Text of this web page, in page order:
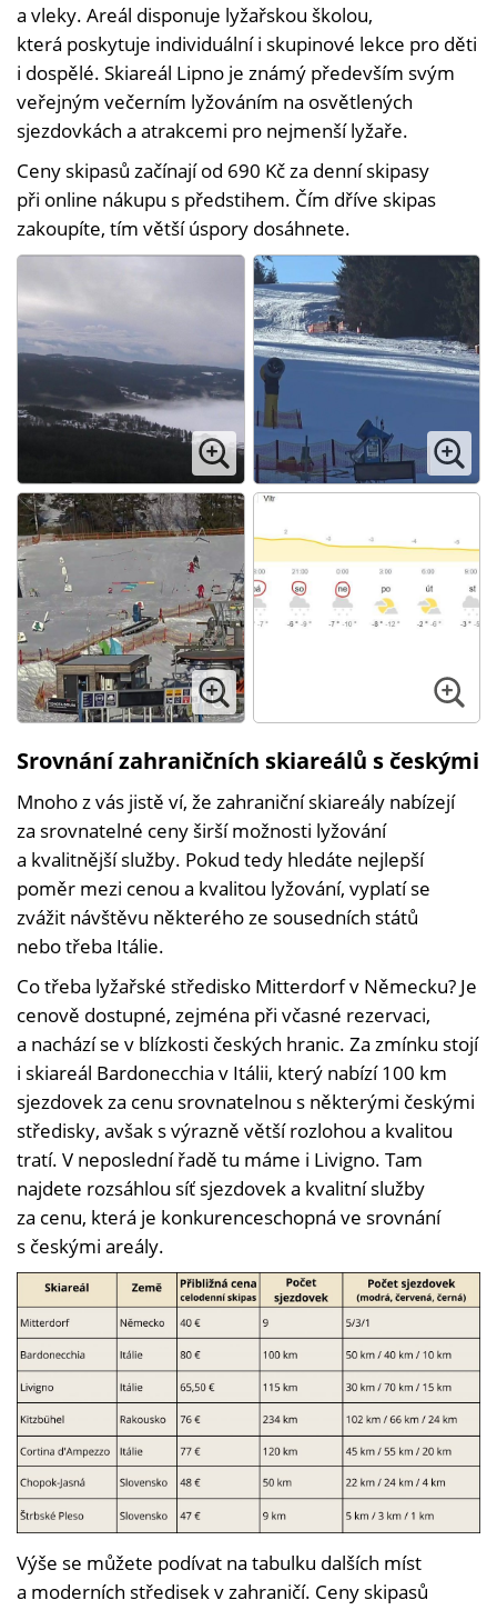
a vleky. Areál disponuje lyžařskou školou,
která poskytuje individuální i skupinové lekce pro děti
i dospělé. Skiareál Lipno je známý především svým
veřejným večerním lyžováním na osvětlených
sjezdovkách a atrakcemi pro nejmenší lyžaře.
Ceny skipasů začínají od 690 Kč za denní skipasy
při online nákupu s předstihem. Čím dříve skipas
zakoupíte, tím větší úspory dosáhnete.
Srovnání zahraničních skiareálů s českými
Mnoho z vás jistě ví, že zahraniční skiareály nabízejí
za srovnatelné ceny širší možnosti lyžování
a kvalitnější služby. Pokud tedy hledáte nejlepší
poměr mezi cenou a kvalitou lyžování, vyplatí se
zvážit návštěvu některého ze sousedních států
nebo třeba Itálie.
Co třeba lyžařské středisko Mitterdorf v Německu? Je
cenově dostupné, zejména při včasné rezervaci,
a nachází se v blízkosti českých hranic. Za zmínku stojí
i skiareál Bardonecchia v Itálii, který nabízí 100 km
sjezdovek za cenu srovnatelnou s některými českými
středisky, avšak s výrazně větší rozlohou a kvalitou
tratí. V neposlední řadě tu máme i Livigno. Tam
najdete rozsáhlou síť sjezdovek a kvalitní služby
za cenu, která je konkurenceschopná ve srovnání
s českými areály.
Výše se můžete podívat na tabulku dalších míst
a moderních středisek v zahraničí. Ceny skipasů